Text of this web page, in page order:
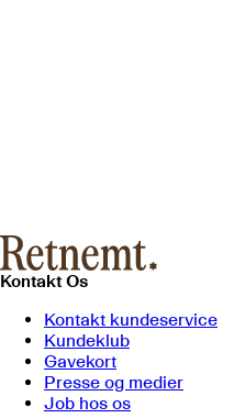
Kontakt Os
Kontakt kundeservice
Kundeklub
Gavekort
Presse og medier
Job hos os